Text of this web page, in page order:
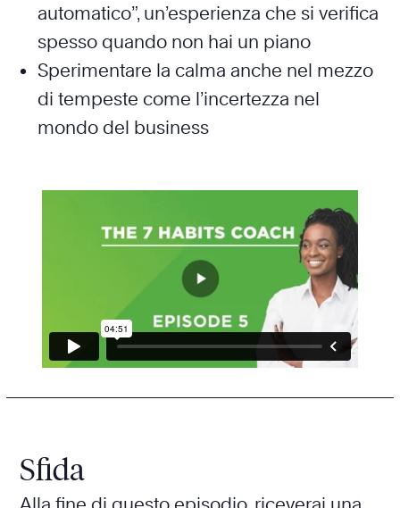
automatico”, un’esperienza che si verifica
spesso quando non hai un piano
Sperimentare la calma anche nel mezzo
di tempeste come l’incertezza nel
mondo del business
Sfida